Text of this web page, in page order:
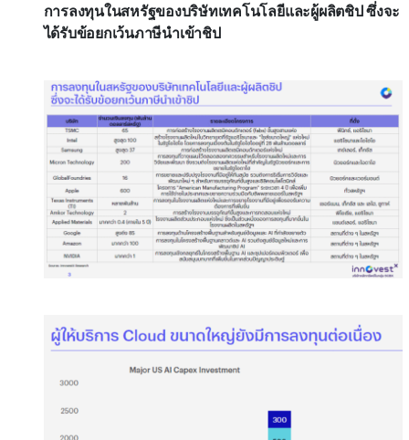
การลงทุนในสหรัฐของบริษัทเทคโนโลยีและผู้ผลิตชิป ซึ่งจะ
ได้รับข้อยกเว้นภาษีนำเข้าชิป